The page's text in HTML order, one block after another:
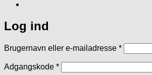
Log ind
Brugernavn eller e-mailadresse *Påkrævet
Adgangskode *Påkrævet